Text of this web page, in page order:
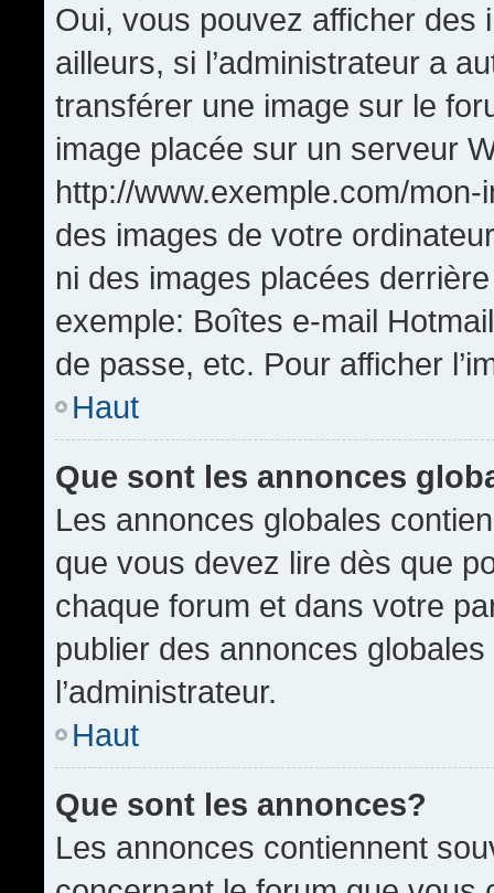
Oui, vous pouvez afficher
ailleurs, si l’administrateur a
transférer une image sur le
image placée sur un serveur
http://www.exemple.com/
des images de votre
ni des images placées
exemple: Boîtes e-mail
de passe, etc. Pour afficher
Haut
Que sont les annonces
Les annonces globales
que vous devez lire dès que
chaque forum et dans votre
publier des annonces
l’administrateur.
Haut
Que sont les annonces?
Les annonces contiennent